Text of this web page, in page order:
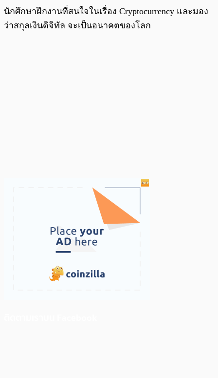
นักศึกษาฝึกงานที่สนใจในเรื่อง Cryptocurrency และมอง
ว่าสกุลเงินดิจิทัล จะเป็นอนาคตของโลก